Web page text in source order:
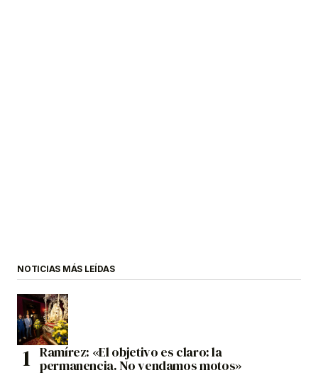
NOTICIAS MÁS LEÍDAS
Ramírez: «El objetivo es claro: la
permanencia. No vendamos motos»